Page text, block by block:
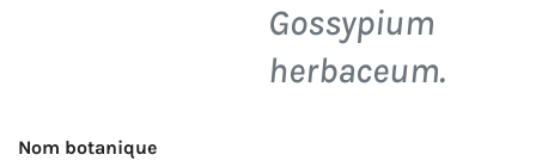
Gossypium
herbaceum.
Nom botanique